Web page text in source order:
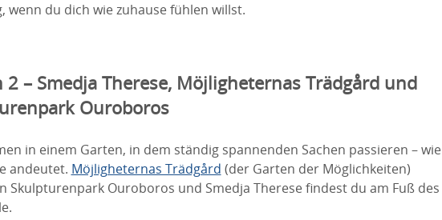
wenn du dich wie zuhause fühlen willst.
2 – Smedja Therese, Möjligheternas Trädgård und
Ouroboros
in einem Garten, in dem ständig spannenden Sachen passieren – wie
andeutet. Möjligheternas Trädgård (der Garten der Möglichkeiten)
Skulpturenpark Ouroboros und Smedja Therese findest du am Fuß des